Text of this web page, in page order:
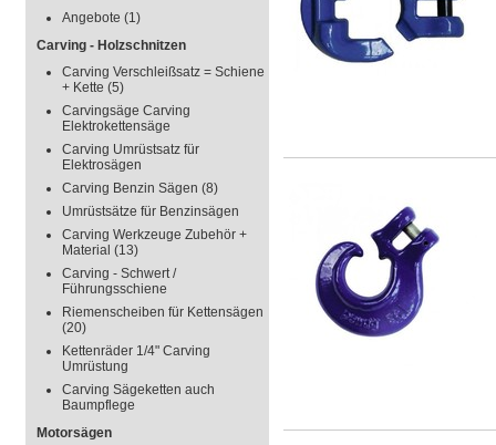
Angebote (1)
Carving - Holzschnitzen
Carving Verschleißsatz = Schiene
+ Kette (5)
Carvingsäge Carving
Elektrokettensäge
Carving Umrüstsatz für
Elektrosägen
Carving Benzin Sägen (8)
Umrüstsätze für Benzinsägen
Carving Werkzeuge Zubehör +
Material (13)
Carving - Schwert /
Führungsschiene
Riemenscheiben für Kettensägen
(20)
Kettenräder 1/4" Carving
Umrüstung
Carving Sägeketten auch
Baumpflege
Motorsägen